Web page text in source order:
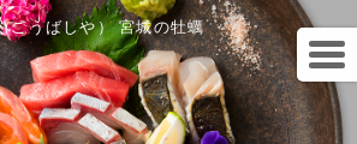
(こうばしや） 宮城の牡蠣